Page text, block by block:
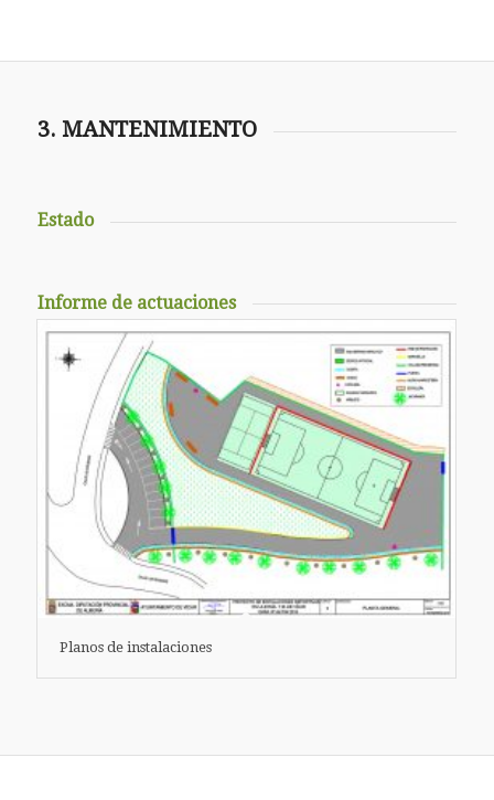
3. MANTENIMIENTO
Estado
Informe de actuaciones
Planos de instalaciones